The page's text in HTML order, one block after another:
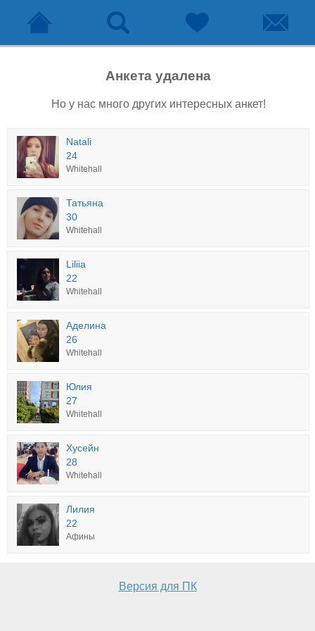
Анкета удалена
Но у нас много других интересных анкет!
Natali
24
Whitehall
Татьяна
30
Whitehall
Liliia
22
Whitehall
Аделина
26
Whitehall
Юлия
27
Whitehall
Хусейн
28
Whitehall
Лилия
22
Афины
Версия для ПК